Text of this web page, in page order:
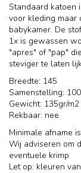
Standaard katoen
voor kleding maar
babykamer. De
1x is gewassen
"apres" of "pap"
steviger te laten
Breedte: 145
Samenstelling:
Gewicht: 135gr/m2
Rekbaar: nee
Minimale afname
Wij adviseren om
eventuele krimp
Let op: kleuren